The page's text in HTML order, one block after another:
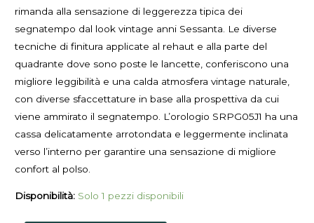
rimanda alla sensazione di leggerezza tipica dei
segnatempo dal look vintage anni Sessanta. Le diverse
tecniche di finitura applicate al rehaut e alla parte del
quadrante dove sono poste le lancette, conferiscono una
migliore leggibilità e una calda atmosfera vintage naturale,
con diverse sfaccettature in base alla prospettiva da cui
viene ammirato il segnatempo. L’orologio SRPG05J1 ha una
cassa delicatamente arrotondata e leggermente inclinata
verso l’interno per garantire una sensazione di migliore
confort al polso.
Disponibilità: Solo 1 pezzi disponibili